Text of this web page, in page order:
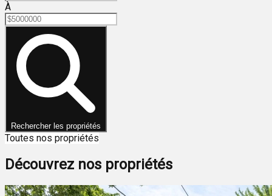
À
Rechercher les propriétés
Toutes nos propriétés
Découvrez nos propriétés